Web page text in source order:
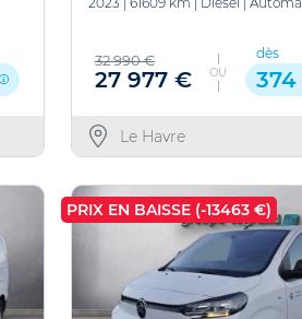
32 990 €
27 977 € OU
dès
Le Havre
PRIX EN BAISSE (-13463 €)